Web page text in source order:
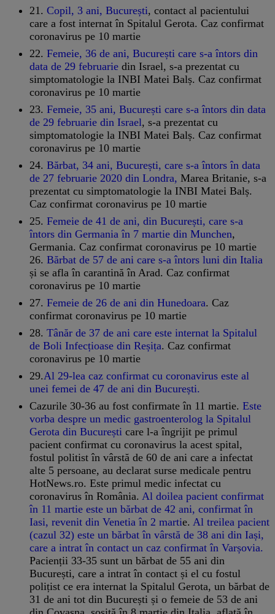
21. Copil, 3 ani, București, contact al pacientului
care a fost internat în Spitalul Gerota. Caz confirmat
coronavirus pe 10 martie
22. Femeie, 36 de ani, București care s-a întors din
data de 29 februarie din Israel, s-a prezentat cu
simptomatologie la INBI Matei Balș. Caz confirmat
coronavirus pe 10 martie
23. Femeie, 35 ani, București care s-a întors din data
de 29 februarie din Israel, s-a prezentat cu
simptomatologie la INBI Matei Balș. Caz confirmat
coronavirus pe 10 martie
24. Bărbat, 34 ani, București, care s-a întors în data
de 27 februarie 2020 din Londra, Marea Britanie, s-a
prezentat cu simptomatologie la INBI Matei Balș.
Caz confirmat coronavirus pe 10 martie
25. Femeie de 41 de ani, din București, care s-a
întors din Germania în 7 martie din Munchen,
Germania. Caz confirmat coronavirus pe 10 martie
26. Bărbat de 57 de ani care s-a întors luni din Italia
și se afla în carantină în Arad. Caz confirmat
coronavirus pe 10 martie
27. Femeie de 26 de ani din Hunedoara. Caz
confirmat coronavirus pe 10 martie
28. Tânăr de 37 de ani care este internat la Spitalul
de Boli Infecțioase din Reșița. Caz confirmat
coronavirus pe 10 martie
29.Al 29-lea caz confirmat cu coronavirus este al
unei femei de 47 de ani din București.
Cazurile 30-36 au fost confirmate în 11 martie. Este
vorba despre un medic gastroenterolog la Spitalul
Gerota din București care l-a îngrijit pe primul
pacient confirmat cu coronavirus la acest spital,
fostul politist în vârstă de 60 de ani care a infectat
alte 5 persoane, au declarat surse medicale pentru
HotNews.ro. Este primul medic infectat cu
coronavirus în România. Al doilea pacient confirmat
în 11 martie este un bărbat de 42 ani, confirmat în
Iasi, revenit din Venetia în 2 martie. Al treilea pacient
(cazul 32) este un bărbat în vârstă de 38 ani din Iași,
care a intrat în contact un caz confirmat în Varșovia.
Pacienții 33-35 sunt un bărbat de 55 ani din
București, care a intrat în contact și el cu fostul
polițist ce era internat la Spitalul Gerota, un bărbat de
31 de ani tot din București și o femeie de 53 de ani